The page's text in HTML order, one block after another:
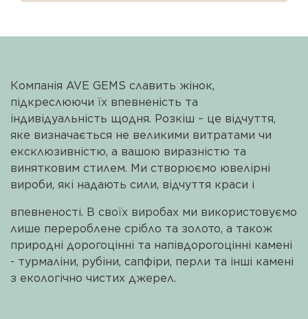
упаковкою та доставкою по всій Україні.
Компанія AVE GEMS славить жінок,
підкреслюючи їх впевненість та
індивідуальність щодня. Розкіш – це відчуття,
яке визначається не великими витратами чи
ексклюзивністю, а вашою виразністю та
винятковим стилем. Ми створюємо ювелірні
вироби, які надають сили, відчуття краси і
впевненості. В своїх виробах ми використовуємо
лише перероблене срібло та золото, а також
природні дорогоцінні та напівдорогоцінні камені
- турмаліни, рубіни, сапфіри, перли та інші камені
з екологічно чистих джерел.